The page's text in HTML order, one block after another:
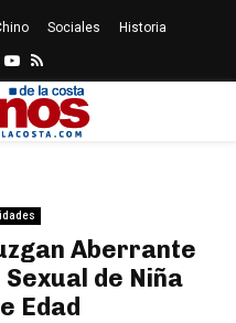
Sociales Historia
Youtube
Rss
Aberrante
de Niña
Edad